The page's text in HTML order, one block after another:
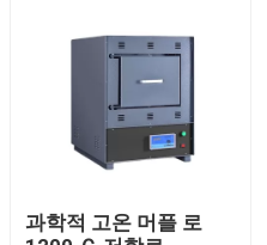
과학적 고온 머플 로